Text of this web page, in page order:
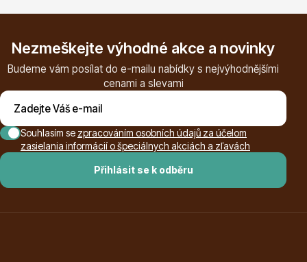
Nezmeškejte výhodné akce a novinky
Budeme vám posílat do e-mailu nabídky s nejvýhodnějšími
cenami a slevami
Přihlásit se k odběru
Souhlasím se zpracováním osobních údajů za účelom
zasielania informácií o špeciálnych akciách a zľavách